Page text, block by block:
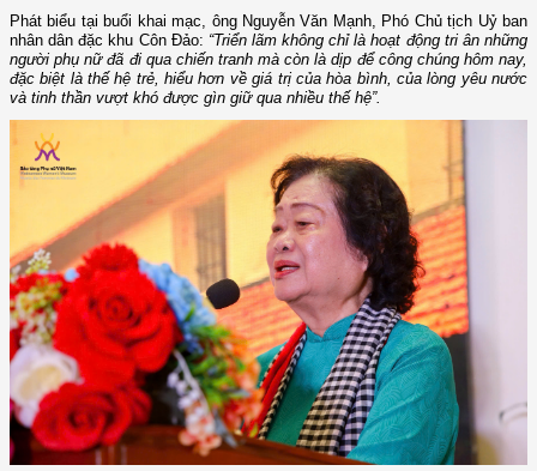
Phát biểu tại buổi khai mạc, ông Nguyễn Văn Mạnh, Phó Chủ tịch Uỷ ban
nhân dân đặc khu Côn Đảo: “Triển lãm không chỉ là hoạt động tri ân những
người phụ nữ đã đi qua chiến tranh mà còn là dịp để công chúng hôm nay,
đặc biệt là thế hệ trẻ, hiểu hơn về giá trị của hòa bình, của lòng yêu nước
và tinh thần vượt khó được gìn giữ qua nhiều thế hệ”.